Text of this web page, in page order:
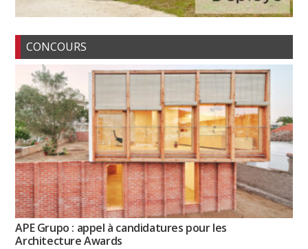
CONCOURS
APE Grupo : appel à candidatures pour les
Architecture Awards